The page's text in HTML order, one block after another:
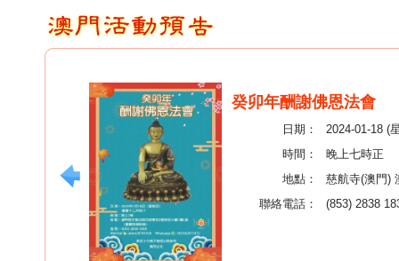
癸卯年酬謝佛恩法會
日期：
2024-01-18 (
時間：
晚上七時正
地點：
慈航寺(澳門)
聯絡電話：
(853) 2838